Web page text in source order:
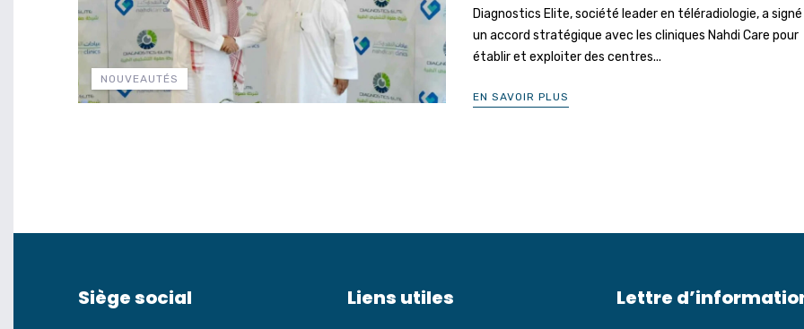
NOUVEAUTÉS
Diagnostics Elite, société leader en téléradiologie, a signé
un accord stratégique avec les cliniques Nahdi Care pour
établir et exploiter des centres...
EN SAVOIR PLUS
Siège social Liens utiles Lettre